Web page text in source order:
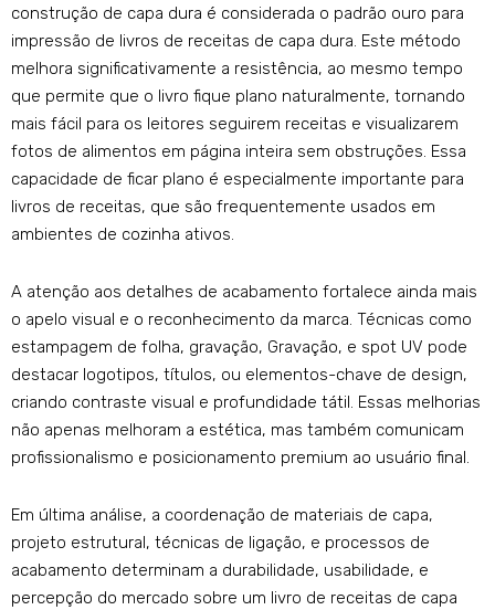
construção de capa dura é considerada o padrão ouro para
impressão de livros de receitas de capa dura. Este método
melhora significativamente a resistência, ao mesmo tempo
que permite que o livro fique plano naturalmente, tornando
mais fácil para os leitores seguirem receitas e visualizarem
fotos de alimentos em página inteira sem obstruções. Essa
capacidade de ficar plano é especialmente importante para
livros de receitas, que são frequentemente usados ​​em
ambientes de cozinha ativos.
A atenção aos detalhes de acabamento fortalece ainda mais
o apelo visual e o reconhecimento da marca. Técnicas como
estampagem de folha, gravação, Gravação, e spot UV pode
destacar logotipos, títulos, ou elementos-chave de design,
criando contraste visual e profundidade tátil. Essas melhorias
não apenas melhoram a estética, mas também comunicam
profissionalismo e posicionamento premium ao usuário final.
Em última análise, a coordenação de materiais de capa,
projeto estrutural, técnicas de ligação, e processos de
acabamento determinam a durabilidade, usabilidade, e
percepção do mercado sobre um livro de receitas de capa